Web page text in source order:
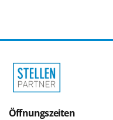
Öffnungszeiten